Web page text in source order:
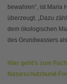
bewahren“, ist Maria
überzeugt. „Dazu
dem ökologischen
des Grundwassers
Hier geht’s zum
Naturschutzbund-